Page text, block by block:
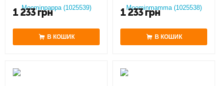
1 233 грн
В КОШИК
1 233 грн
В КОШИК